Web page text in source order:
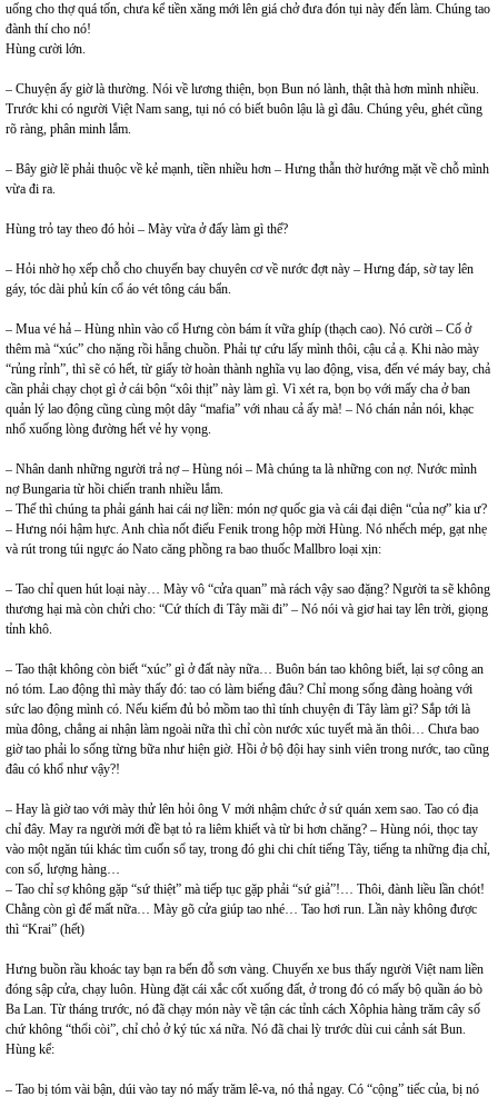
uống cho thợ quá tốn, chưa kể tiền xăng mới lên giá chở đưa đón tụi này đến làm. Chúng tao
đành thí cho nó!
Hùng cười lớn.
– Chuyện ấy giờ là thường. Nói về lương thiện, bọn Bun nó lành, thật thà hơn mình nhiều.
Trước khi có người Việt Nam sang, tụi nó có biết buôn lậu là gì đâu. Chúng yêu, ghét cũng
rõ ràng, phân minh lắm.
– Bây giờ lẽ phải thuộc về kẻ mạnh, tiền nhiều hơn – Hưng thẫn thờ hướng mặt về chỗ mình
vừa đi ra.
Hùng trỏ tay theo đó hỏi – Mày vừa ở đấy làm gì thế?
– Hỏi nhờ họ xếp chỗ cho chuyến bay chuyên cơ về nước đợt này – Hưng đáp, sờ tay lên
gáy, tóc dài phủ kín cổ áo vét tông cáu bẩn.
– Mua vé hả – Hùng nhìn vào cổ Hưng còn bám ít vữa ghíp (thạch cao). Nó cười – Cố ở
thêm mà “xúc” cho nặng rồi hẵng chuồn. Phải tự cứu lấy mình thôi, cậu cả ạ. Khi nào mày
“rủng rỉnh”, thì sẽ có hết, từ giấy tờ hoàn thành nghĩa vụ lao động, visa, đến vé máy bay, chả
cần phải chạy chọt gì ở cái bộn “xôi thịt” này làm gì. Vì xét ra, bọn bọ với mấy cha ở ban
quản lý lao động cũng cùng một dây “mafia” với nhau cả ấy mà! – Nó chán nản nói, khạc
nhổ xuống lòng đường hết vẻ hy vọng.
– Nhân danh những người trả nợ – Hùng nói – Mà chúng ta là những con nợ. Nước mình
nợ Bungaria từ hồi chiến tranh nhiều lắm.
– Thế thì chúng ta phải gánh hai cái nợ liền: món nợ quốc gia và cái đại diện “của nợ” kia ư?
– Hưng nói hậm hực. Anh chìa nốt điếu Fenik trong hộp mời Hùng. Nó nhếch mép, gạt nhẹ
và rút trong túi ngực áo Nato căng phồng ra bao thuốc Mallbro loại xịn:
– Tao chỉ quen hút loại này… Mày vô “cửa quan” mà rách vậy sao đặng? Người ta sẽ không
thương hại mà còn chửi cho: “Cứ thích đi Tây mãi đi” – Nó nói và giơ hai tay lên trời, giọng
tỉnh khô.
– Tao thật không còn biết “xúc” gì ở đất này nữa… Buôn bán tao không biết, lại sợ công an
nó tóm. Lao động thì mày thấy đó: tao có làm biếng đâu? Chỉ mong sống đàng hoàng với
sức lao động mình có. Nếu kiếm đủ bỏ mồm tao thì tính chuyện đi Tây làm gì? Sắp tới là
mùa đông, chẳng ai nhận làm ngoài nữa thì chỉ còn nước xúc tuyết mà ăn thôi… Chưa bao
giờ tao phải lo sống từng bữa như hiện giờ. Hồi ở bộ đội hay sinh viên trong nước, tao cũng
đâu có khổ như vậy?!
– Hay là giờ tao với mày thử lên hỏi ông V mới nhậm chức ở sứ quán xem sao. Tao có địa
chỉ đây. May ra người mới đề bạt tỏ ra liêm khiết và từ bi hơn chăng? – Hùng nói, thọc tay
vào một ngăn túi khác tìm cuốn sổ tay, trong đó ghi chi chít tiếng Tây, tiếng ta những địa chỉ,
con số, lượng hàng…
– Tao chỉ sợ không gặp “sứ thiệt” mà tiếp tục gặp phải “sứ giả”!… Thôi, đành liều lần chót!
Chằng còn gì để mất nữa… Mày gõ cửa giúp tao nhé… Tao hơi run. Lần này không được
thì “Krai” (hết)
Hưng buồn rầu khoác tay bạn ra bến đỗ sơn vàng. Chuyến xe bus thấy người Việt nam liền
đóng sập cửa, chạy luôn. Hùng đặt cái xắc cốt xuống đất, ở trong đó có mấy bộ quần áo bò
Ba Lan. Từ tháng trước, nó đã chạy món này về tận các tỉnh cách Xôphia hàng trăm cây số
chứ không “thổi còi”, chỉ chỏ ở ký túc xá nữa. Nó đã chai lỳ trước dùi cui cảnh sát Bun.
Hùng kể:
– Tao bị tóm vài bận, dúi vào tay nó mấy trăm lê-va, nó thả ngay. Có “cộng” tiếc của, bị nó